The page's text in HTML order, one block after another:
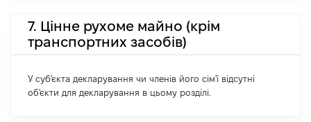
7. Цінне рухоме майно (крім
транспортних засобів)
У суб'єкта декларування чи членів його сім'ї відсутні
об'єкти для декларування в цьому розділі.